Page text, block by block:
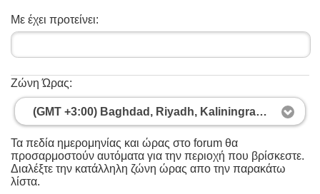
Με έχει προτείνει:
Ζώνη Ώρας:
(GMT +3:00) Baghdad, Riyadh, Kaliningrad, Moscow, St. Petersburg
Τα πεδία ημερομηνίας και ώρας στο forum θα
προσαρμοστούν αυτόματα για την περιοχή που βρίσκεστε.
Διαλέξτε την κατάλληλη ζώνη ώρας απο την παρακάτω
λίστα.